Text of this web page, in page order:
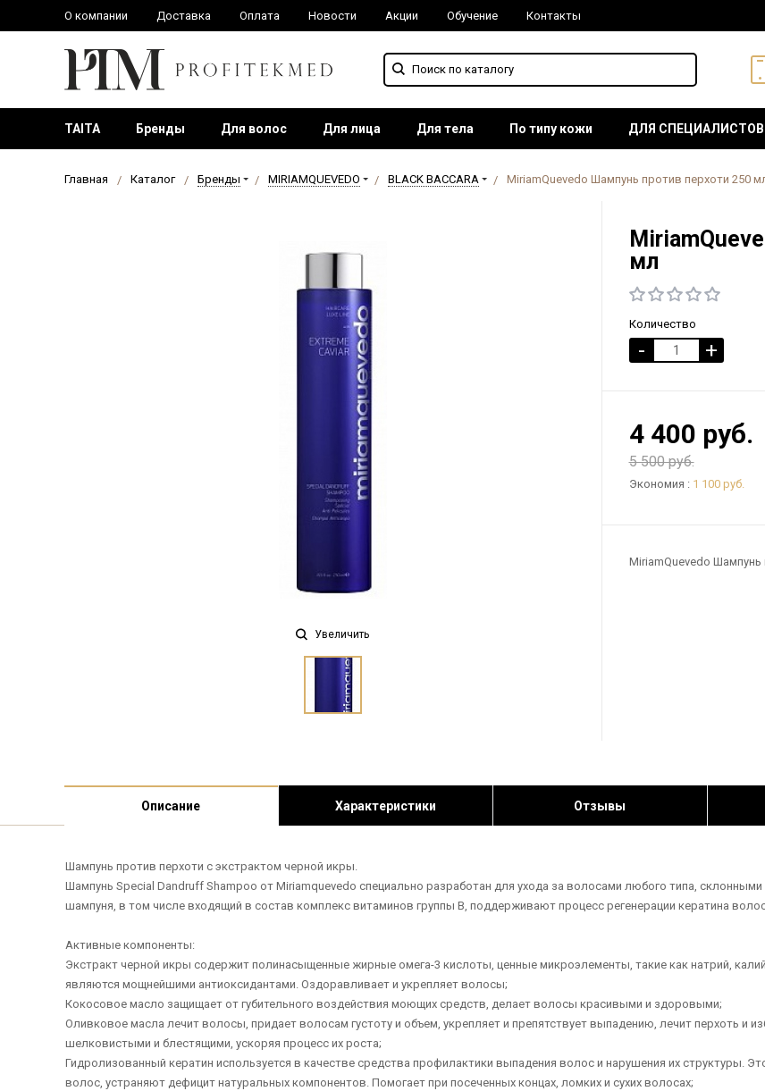
О компании Доставка Оплата Новости Акции Обучение Контакты
TAITA Бренды Для волос Для лица Для тела По типу кожи ДЛЯ СПЕЦИАЛИСТОВ
Главная Каталог Бренды MIRIAMQUEVEDO BLACK BACCARA MiriamQuevedo Шампунь против перхоти 250
Увеличить
мл
Количество
- +
4 400 руб.
5 500 руб.
Экономия : 1 100 руб.
MiriamQuevedo
Описание Характеристики Отзывы
Шампунь против перхоти с экстрактом черной икры.
Шампунь Special Dandruff Shampoo от Miriamquevedo специально разработан для ухода за волосами любого типа,
шампуня, в том числе входящий в состав комплекс витаминов группы В, поддерживают процесс регенерации кератина
Активные компоненты:
Экстракт черной икры содержит полинасыщенные жирные омега-3 кислоты, ценные микроэлементы, такие как натрий,
являются мощнейшими антиоксидантами. Оздоравливает и укрепляет волосы;
Кокосовое масло защищает от губительного воздействия моющих средств, делает волосы красивыми и здоровыми;
Оливковое масла лечит волосы, придает волосам густоту и объем, укрепляет и препятствует выпадению, лечит перхоть и
шелковистыми и блестящими, ускоряя процесс их роста;
Гидролизованный кератин используется в качестве средства профилактики выпадения волос и нарушения их структуры.
волос, устраняют дефицит натуральных компонентов. Помогает при посеченных концах, ломких и сухих волосах;